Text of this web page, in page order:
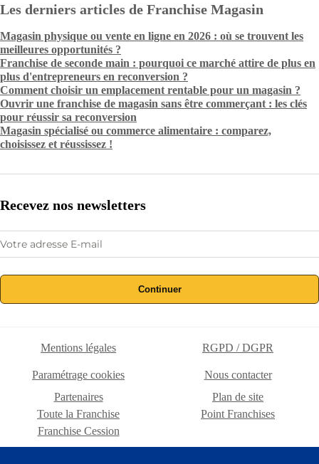
Les derniers articles de Franchise Magasin
Magasin physique ou vente en ligne en 2026 : où se trouvent les
meilleures opportunités ?
Franchise de seconde main : pourquoi ce marché attire de plus en
plus d'entrepreneurs en reconversion ?
Comment choisir un emplacement rentable pour un magasin ?
Ouvrir une franchise de magasin sans être commerçant : les clés
pour réussir sa reconversion
Magasin spécialisé ou commerce alimentaire : comparez,
choisissez et réussissez !
Recevez nos newsletters
Continuer
Mentions légales RGPD / DGPR
Paramétrage cookies
Nous contacter
Partenaires
Plan de site
Toute la Franchise
Point Franchises
Franchise Cession